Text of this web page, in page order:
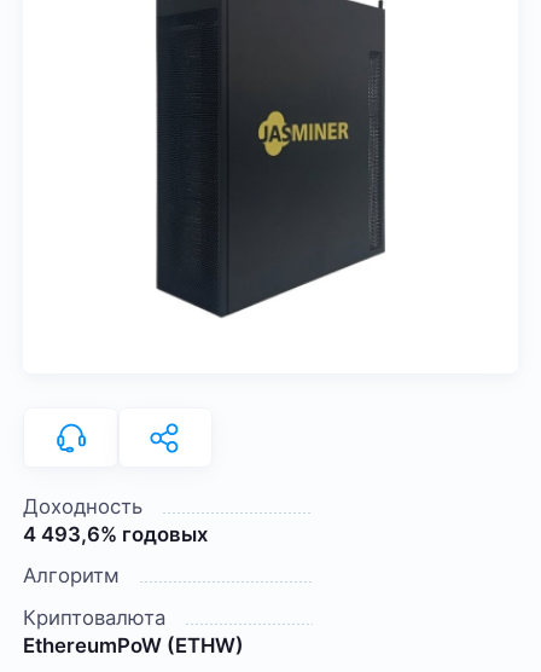
Доходность
4 493,6% годовых
Алгоритм
Криптовалюта
EthereumPoW (ETHW)